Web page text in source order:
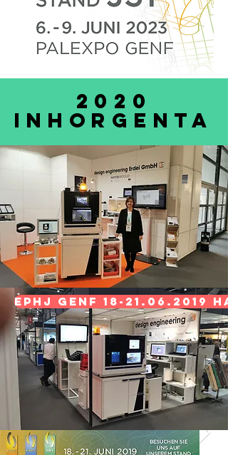
2020
INHORGENTA
EPHJ Genf 18-21.06.2019